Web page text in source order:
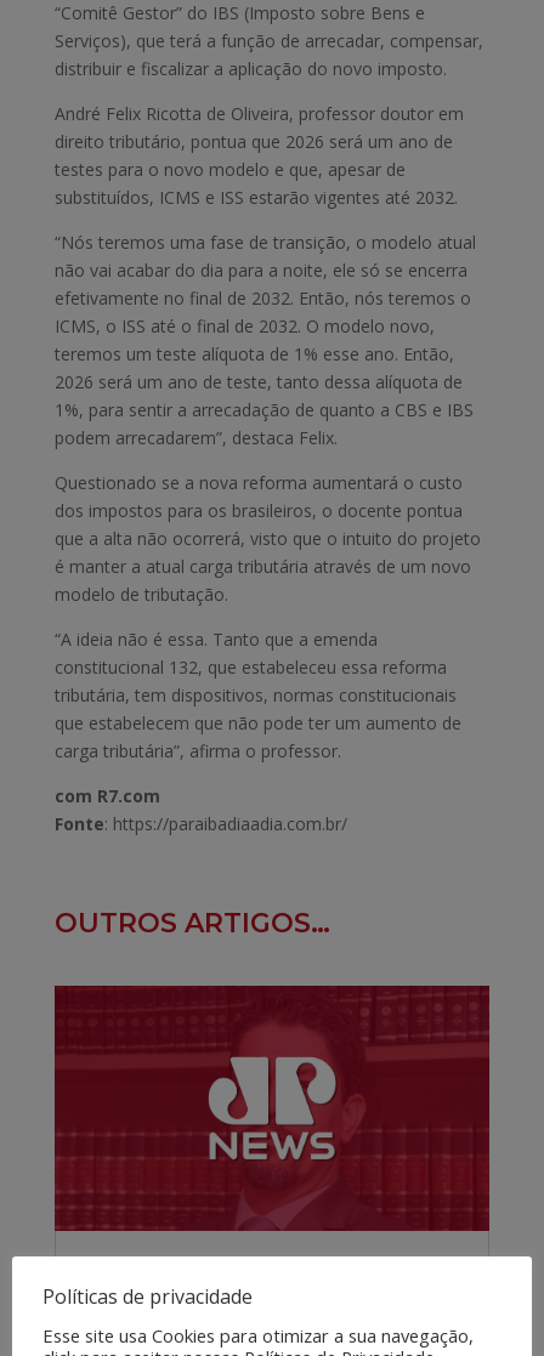
“Comitê Gestor” do IBS (Imposto sobre Bens e
Serviços), que terá a função de arrecadar, compensar,
distribuir e fiscalizar a aplicação do novo imposto.
André Felix Ricotta de Oliveira, professor doutor em
direito tributário, pontua que 2026 será um ano de
testes para o novo modelo e que, apesar de
substituídos, ICMS e ISS estarão vigentes até 2032.
“Nós teremos uma fase de transição, o modelo atual
não vai acabar do dia para a noite, ele só se encerra
efetivamente no final de 2032. Então, nós teremos o
ICMS, o ISS até o final de 2032. O modelo novo,
teremos um teste alíquota de 1% esse ano. Então,
2026 será um ano de teste, tanto dessa alíquota de
1%, para sentir a arrecadação de quanto a CBS e IBS
podem arrecadarem”, destaca Felix.
Questionado se a nova reforma aumentará o custo
dos impostos para os brasileiros, o docente pontua
que a alta não ocorrerá, visto que o intuito do projeto
é manter a atual carga tributária através de um novo
modelo de tributação.
“A ideia não é essa. Tanto que a emenda
constitucional 132, que estabeleceu essa reforma
tributária, tem dispositivos, normas constitucionais
que estabelecem que não pode ter um aumento de
carga tributária”, afirma o professor.
com R7.com
Fonte: https://paraibadiaadia.com.br/
OUTROS ARTIGOS…
DA TAXA DAS BLUSINHAS, APONTA
JUL 14, 2026|MÍDIAS
Políticas de privacidade
Esse site usa Cookies para otimizar a sua navegação,